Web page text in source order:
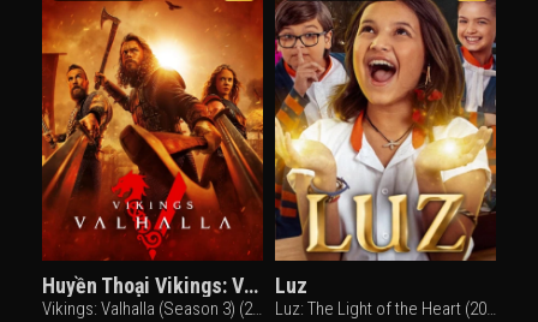
Huyền Thoại Vikings: Valhalla (Phần 3)
Vikings: Valhalla (Season 3) (2024)
Luz
Luz: The Light of the Heart (2024)